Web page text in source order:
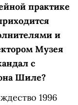
практике
и
Музея
с
Шиле?
1996